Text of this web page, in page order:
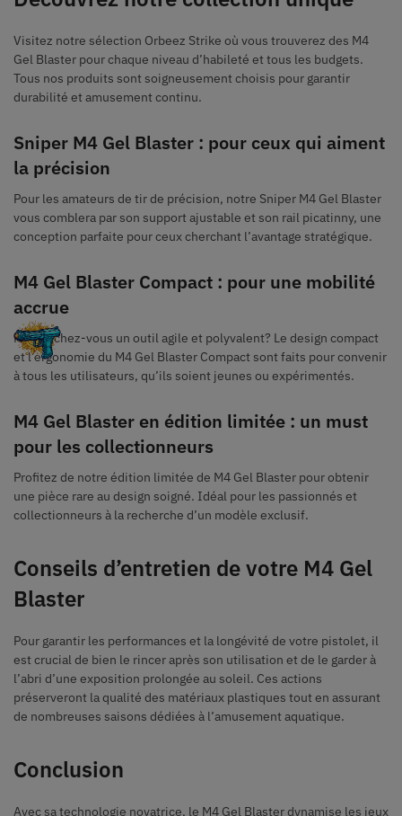
Visitez notre sélection Orbeez Strike où vous trouverez des M4
Gel Blaster pour chaque niveau d’habileté et tous les budgets.
Tous nos produits sont soigneusement choisis pour garantir
durabilité et amusement continu.
Sniper M4 Gel Blaster : pour ceux qui aiment
la précision
Pour les amateurs de tir de précision, notre Sniper M4 Gel Blaster
vous comblera par son support ajustable et son rail picatinny, une
conception parfaite pour ceux cherchant l’avantage stratégique.
M4 Gel Blaster Compact : pour une mobilité
accrue
Recherchez-vous un outil agile et polyvalent? Le design compact
et l’ergonomie du M4 Gel Blaster Compact sont faits pour convenir
à tous les utilisateurs, qu’ils soient jeunes ou expérimentés.
M4 Gel Blaster en édition limitée : un must
pour les collectionneurs
Profitez de notre édition limitée de M4 Gel Blaster pour obtenir
une pièce rare au design soigné. Idéal pour les passionnés et
collectionneurs à la recherche d’un modèle exclusif.
Conseils d’entretien de votre M4 Gel
Blaster
Pour garantir les performances et la longévité de votre pistolet, il
est crucial de bien le rincer après son utilisation et de le garder à
l’abri d’une exposition prolongée au soleil. Ces actions
préserveront la qualité des matériaux plastiques tout en assurant
de nombreuses saisons dédiées à l’amusement aquatique.
Conclusion
Avec sa technologie novatrice, le M4 Gel Blaster dynamise les jeux